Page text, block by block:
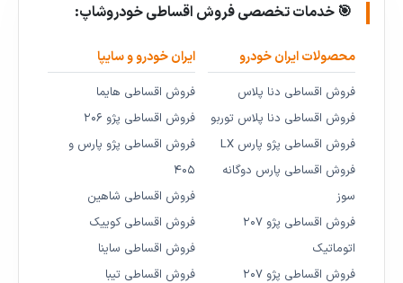
🎯 خدمات تخصصی فروش اقساطی خودروشاپ:
محصولات ایران خودرو
فروش اقساطی دنا پلاس
فروش اقساطی دنا پلاس توربو
فروش اقساطی پژو پارس LX
فروش اقساطی پارس دوگانه
سوز
فروش اقساطی پژو ۲۰۷
اتوماتیک
فروش اقساطی پژو ۲۰۷
ایران خودرو و سایپا
فروش اقساطی هایما
فروش اقساطی پژو ۲۰۶
فروش اقساطی پژو پارس و
۴۰۵
فروش اقساطی شاهین
فروش اقساطی کوییک
فروش اقساطی ساینا
فروش اقساطی تیبا